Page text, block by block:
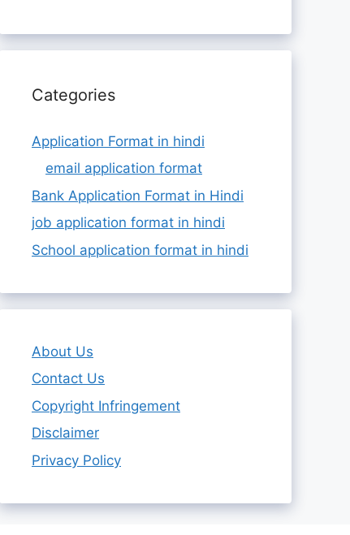
Categories
Application Format in hindi
email application format
Bank Application Format in Hindi
job application format in hindi
School application format in hindi
About Us
Contact Us
Copyright Infringement
Disclaimer
Privacy Policy